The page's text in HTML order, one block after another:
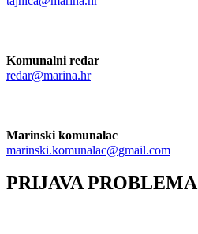
Komunalni redar
redar@marina.hr
Marinski komunalac
marinski.komunalac@gmail.com
PRIJAVA PROBLEMA